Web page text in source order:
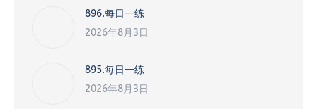
896.每日一练
2026年8月3日
895.每日一练
2026年8月3日